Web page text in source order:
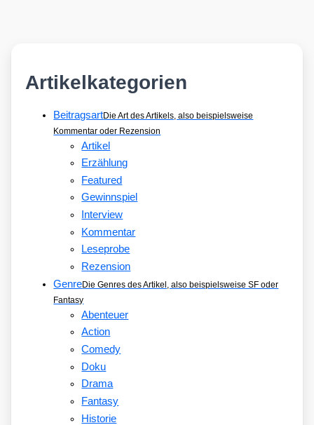
Artikelkategorien
BeitragsartDie Art des Artikels, also beispielsweise
Kommentar oder Rezension
Artikel
Erzählung
Featured
Gewinnspiel
Interview
Kommentar
Leseprobe
Rezension
GenreDie Genres des Artikel, also beispielsweise SF oder
Fantasy
Abenteuer
Action
Comedy
Doku
Drama
Fantasy
Historie